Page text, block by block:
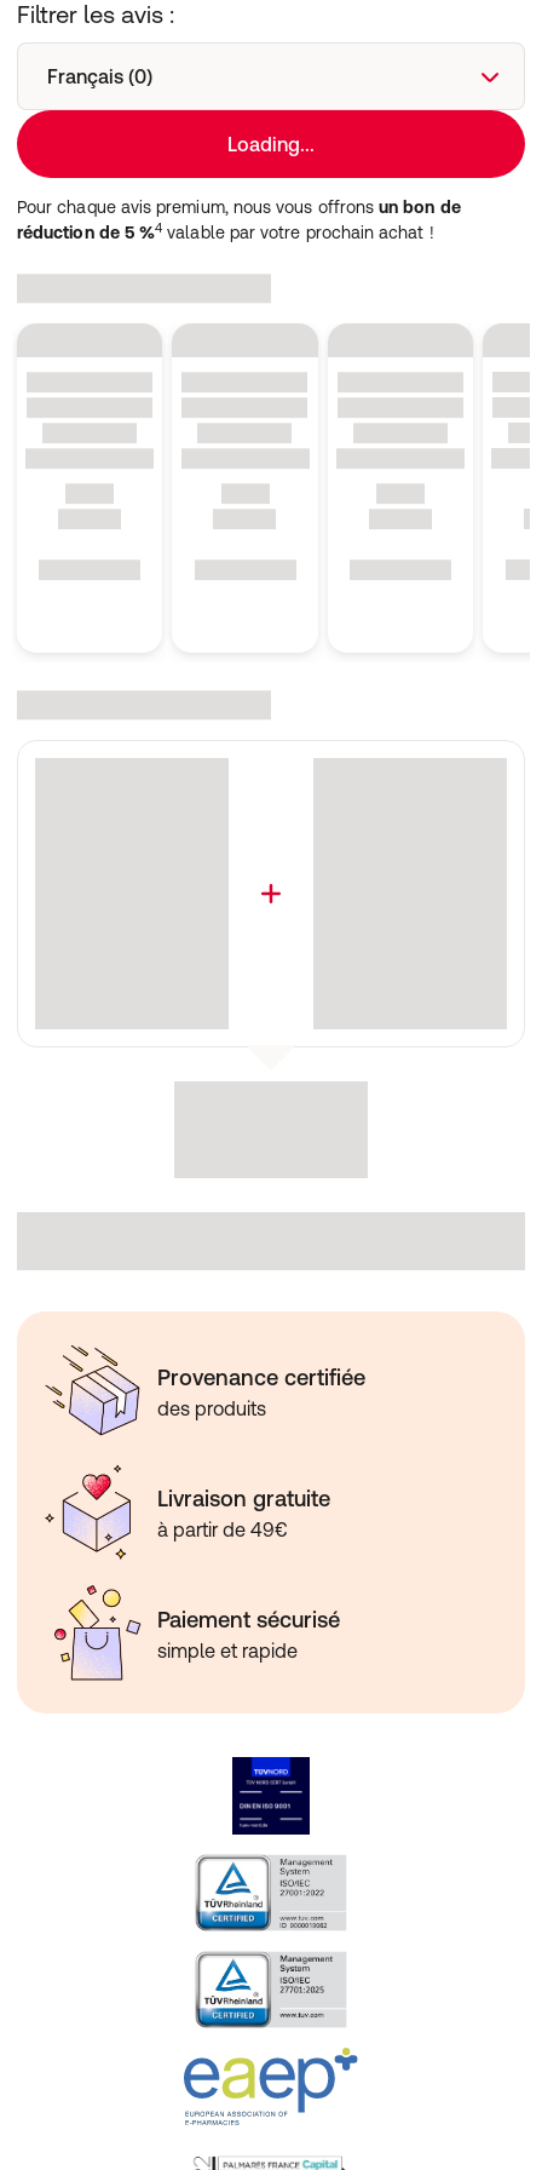
Filtrer les avis :
Français (0)
Loading...
Pour chaque avis premium, nous vous offronsun bon de
réduction de 5 %4 valable par votre prochain achat !
Provenance certifiée
des produits
Livraison gratuite
à partir de 49€
Paiement sécurisé
simple et rapide